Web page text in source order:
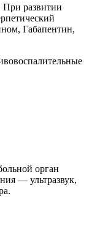
При развитии
Габапентин,
орган
— ультразвук,